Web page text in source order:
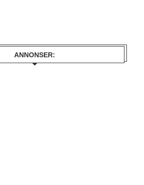
ANNONSER: